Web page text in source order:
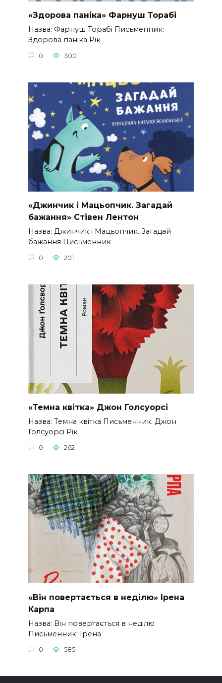
«Здорова паніка» Фарнуш Торабі
Назва: Фарнуш Торабі Письменник:
Здорова паніка Рік
0 300
«Джинчик і Мацьопчик. Загадай
бажання» Стівен Лентон
Назва: Джинчик і Мацьопчик. Загадай
бажання Письменник
0 201
«Темна квітка» Джон Голсуорсі
Назва: Темна квітка Письменник: Джон
Голсуорсі Рік
0 262
«Він повертається в неділю» Ірена
Карпа
Назва: Він повертається в неділю
Письменник: Ірена
0 585